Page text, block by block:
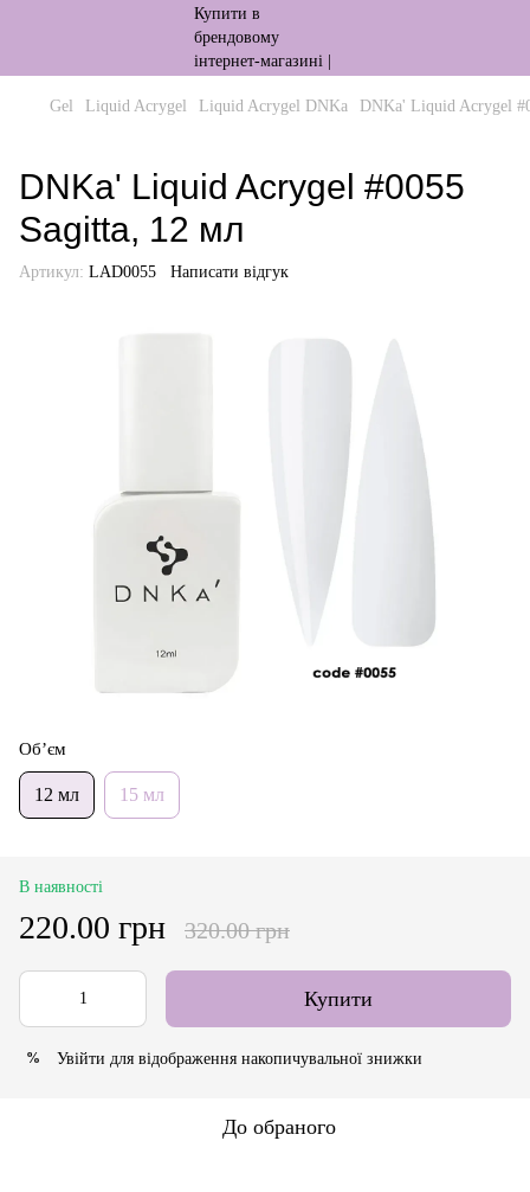
Gel Liquid Acrygel Liquid Acrygel DNKa DNKa' Liquid Acrygel
DNKa' Liquid Acrygel #0055
Sagitta, 12 мл
Артикул: LAD0055 Написати відгук
Об’єм
12 мл 15 мл
В наявності
220.00 грн 320.00 грн
Купити
% Увійти для відображення накопичувальної знижки
До обраного